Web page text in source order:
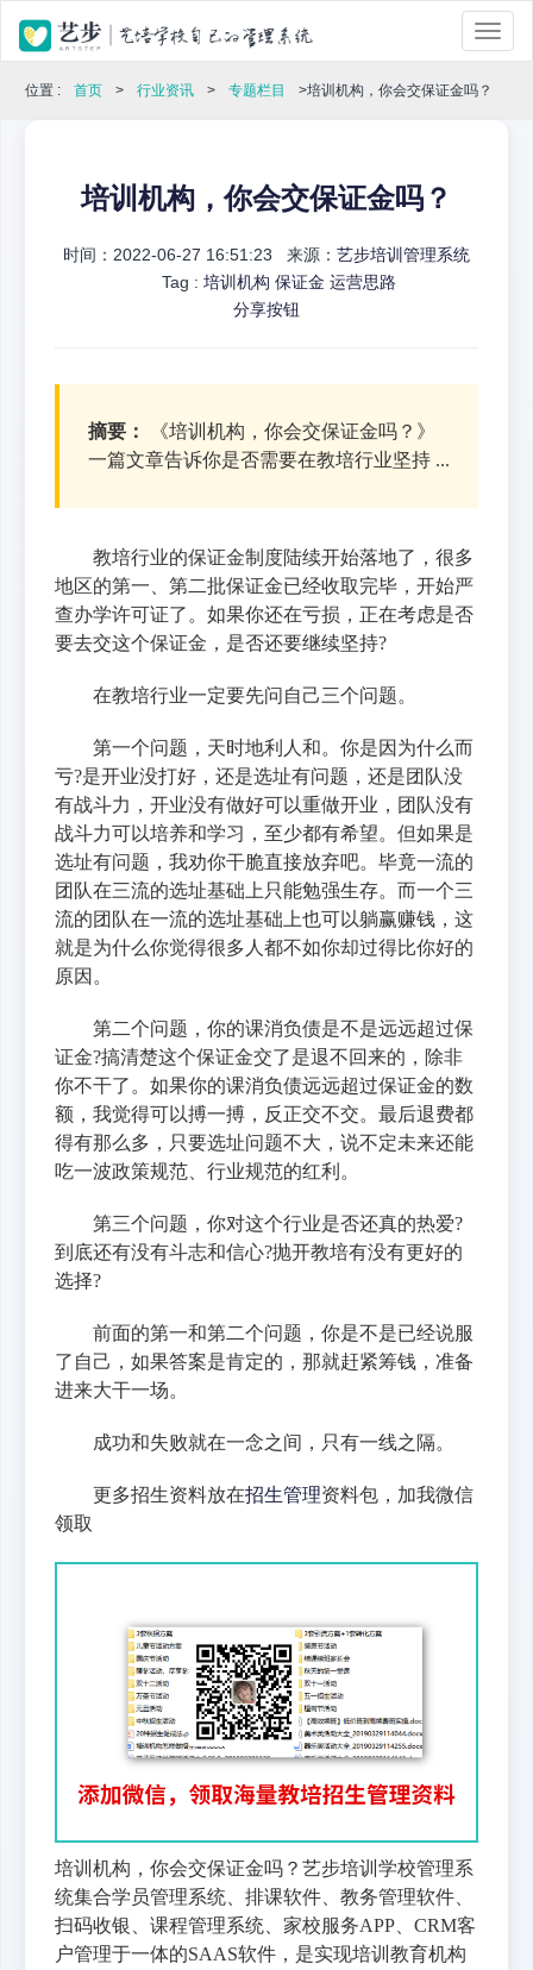
位置 : 首页 > 行业资讯 > 专题栏目 >培训机构，你会交保证金吗？
培训机构，你会交保证金吗？
时间：2022-06-27 16:51:23 来源： 艺步培训管理系统
Tag : 培训机构 保证金 运营思路
分享按钮
摘要：
《培训机构，你会交保证金吗？》
一篇文章告诉你是否需要在教培行业坚持 ...
教培行业的保证金制度陆续开始落地了，很多
地区的第一、第二批保证金已经收取完毕，开始严
查办学许可证了。如果你还在亏损，正在考虑是否
要去交这个保证金，是否还要继续坚持?
在教培行业一定要先问自己三个问题。
第一个问题，天时地利人和。你是因为什么而
亏?是开业没打好，还是选址有问题，还是团队没
有战斗力，开业没有做好可以重做开业，团队没有
战斗力可以培养和学习，至少都有希望。但如果是
选址有问题，我劝你干脆直接放弃吧。毕竟一流的
团队在三流的选址基础上只能勉强生存。而一个三
流的团队在一流的选址基础上也可以躺赢赚钱，这
就是为什么你觉得很多人都不如你却过得比你好的
原因。
第二个问题，你的课消负债是不是远远超过保
证金?搞清楚这个保证金交了是退不回来的，除非
你不干了。如果你的课消负债远远超过保证金的数
额，我觉得可以搏一搏，反正交不交。最后退费都
得有那么多，只要选址问题不大，说不定未来还能
吃一波政策规范、行业规范的红利。
第三个问题，你对这个行业是否还真的热爱?
到底还有没有斗志和信心?抛开教培有没有更好的
选择?
前面的第一和第二个问题，你是不是已经说服
了自己，如果答案是肯定的，那就赶紧筹钱，准备
进来大干一场。
成功和失败就在一念之间，只有一线之隔。
更多招生资料放在招生管理资料包，加我微信
领取
培训机构，你会交保证金吗？艺步培训学校管理系
统集合学员管理系统、排课软件、教务管理软件、
扫码收银、课程管理系统、家校服务APP、CRM客
户管理于一体的SAAS软件，是实现培训教育机构